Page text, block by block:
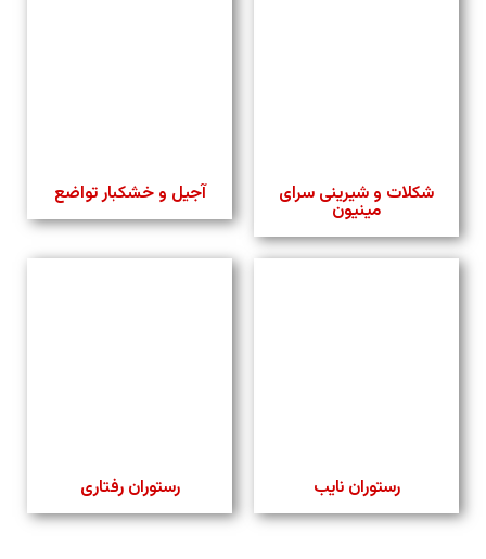
شکلات و شیرینی سرای
مینیون
آجیل و خشکبار تواضع
رستوران نایب رستوران رفتاری